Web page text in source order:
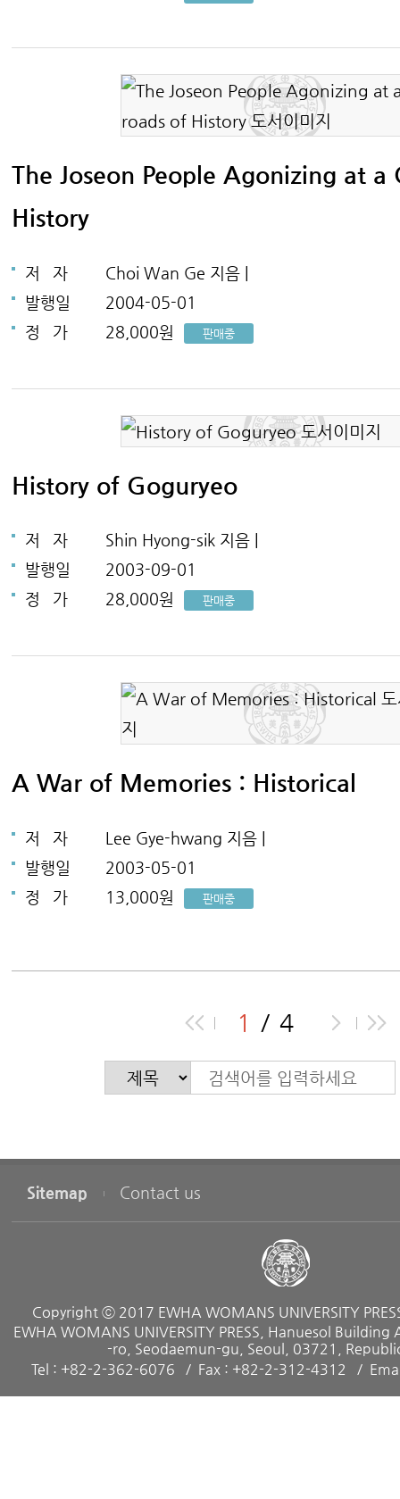
The Joseon People Agonizing at a
History
저 자
Choi Wan Ge 지음 |
발행일
2004-05-01
정
가 28,000원 판매중
History of Goguryeo
저 자
Shin Hyong-sik 지음 |
발행일
2003-09-01
정
가 28,000원 판매중
A War of Memories : Historical
저 자
Lee Gye-hwang 지음 |
발행일
2003-05-01
정
가 13,000원 판매중
1 4
Sitemap Contact us
Copyright ⓒ 2017 EWHA WOMANS UNIVERSITY
EWHA WOMANS UNIVERSITY PRESS, Hanuesol
-ro, Seodaemun-gu, Seoul, 03721,
Tel : +82-2-362-6076
Fax : +82-2-312-4312